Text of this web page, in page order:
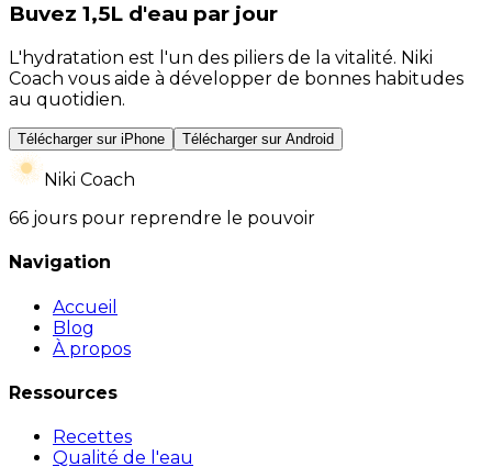
Buvez 1,5L d'eau par jour
L'hydratation est l'un des piliers de la vitalité. Niki
Coach vous aide à développer de bonnes habitudes
au quotidien.
Télécharger sur iPhone Télécharger sur Android
Niki Coach
66 jours pour reprendre le pouvoir
Navigation
Accueil
Blog
À propos
Ressources
Recettes
Qualité de l'eau